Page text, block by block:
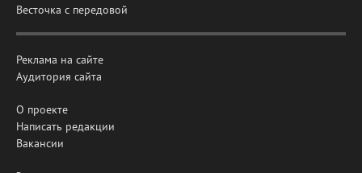
Весточка с передовой
Реклама на сайте
Аудитория сайта
О проекте
Написать редакции
Вакансии